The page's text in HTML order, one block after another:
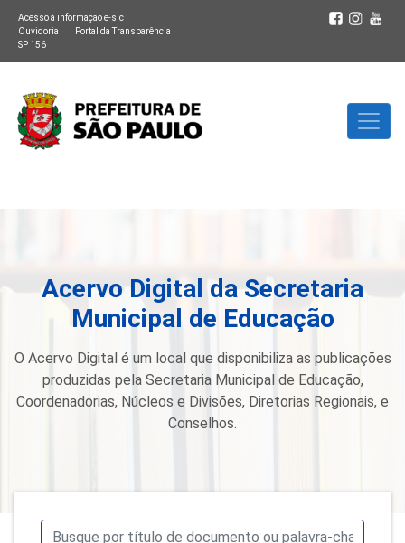
Acesso à informação e-sic
Ouvidoria
Portal da Transparência
SP 156
Acervo Digital da Secretaria
Municipal de Educação
O Acervo Digital é um local que disponibiliza as publicações
produzidas pela Secretaria Municipal de Educação,
Coordenadorias, Núcleos e Divisões, Diretorias Regionais, e
Conselhos.